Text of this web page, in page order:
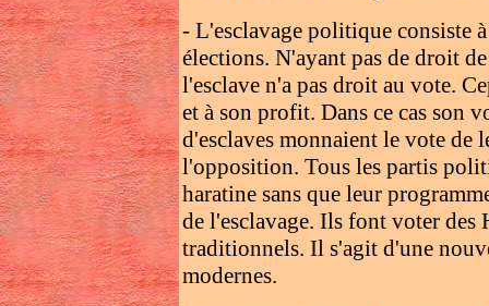
- L'esclavage politique consiste
élections. N'ayant pas de droit
l'esclave n'a pas droit au vote.
et à son profit. Dans ce cas son
d'esclaves monnaient le vote de
l'opposition. Tous les partis
haratine sans que leur
de l'esclavage. Ils font voter des
traditionnels. Il s'agit d'une
modernes.